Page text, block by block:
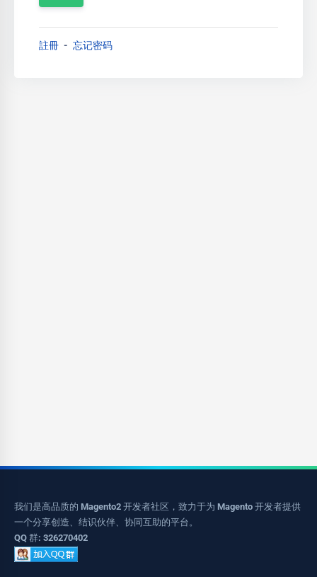
註冊 忘记密码
我们是高品质的 Magento2 开发者社区，致力于为 Magento 开发者提供
一个分享创造、结识伙伴、协同互助的平台。
QQ 群: 326270402